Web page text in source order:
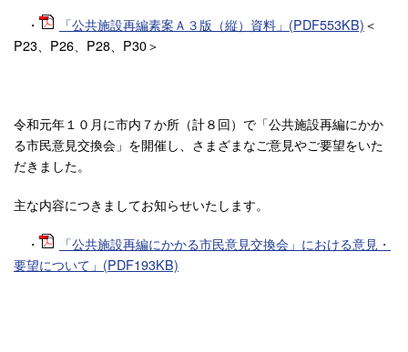
・ 「公共施設再編素案Ａ３版（縦）資料」(PDF553KB)＜
P23、P26、P28、P30＞
令和元年１０月に市内７か所（計８回）で「公共施設再編にかか
る市民意見交換会」を開催し、さまざまなご意見やご要望をいた
だきました。
主な内容につきましてお知らせいたします。
・
「公共施設再編にかかる市民意見交換会」における意見・
要望について」(PDF193KB)